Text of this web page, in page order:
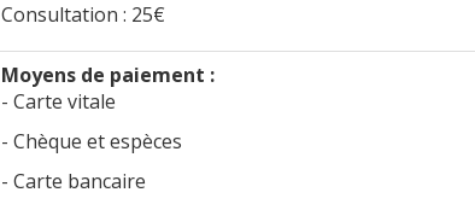
Consultation : 25€
Moyens de paiement :
- Carte vitale
- Chèque et espèces
- Carte bancaire